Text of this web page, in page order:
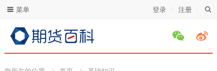
登录 注册
菜单